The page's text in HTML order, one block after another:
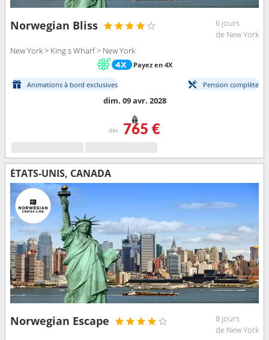
Norwegian Bliss
6 jours
de New York
New York > King s Wharf > New York
Payez en 4X
Animations à bord exclusives Pension complète
dim. 09 avr. 2028
dès 765 €
ÉTATS-UNIS, CANADA
Norwegian Escape
8 jours
de New York